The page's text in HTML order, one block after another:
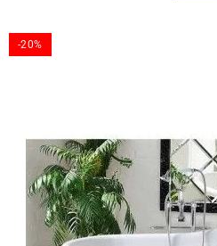
-20%